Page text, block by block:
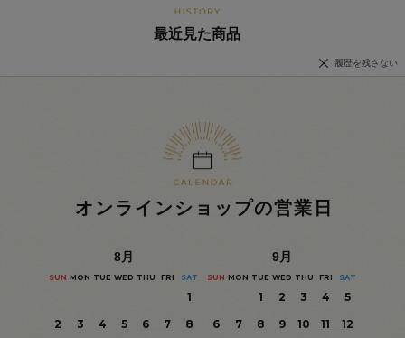
最近見た商品
履歴を残さない
オンラインショップの営業日
8月
SUN MON TUE WED THU FRI SAT
1
2
3 4 5 6 7
8
9月
SUN MON TUE WED THU FRI SAT
1 2 3 4
5
6
7 8 9 10 11
12